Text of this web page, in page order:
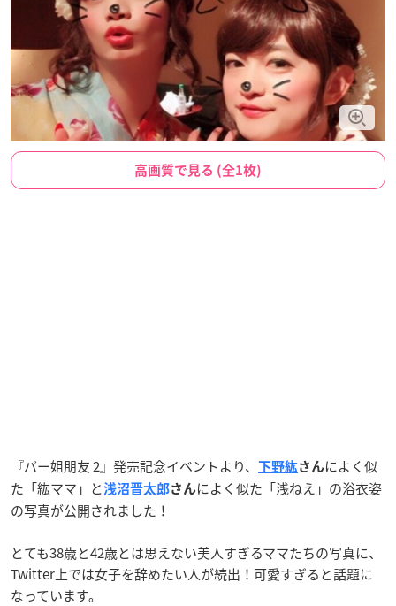
高画質で見る (全1枚)
『バー姐朋友 2』発売記念イベントより、 下野紘さんによく似
た「紘ママ」と浅沼晋太郎さんによく似た「浅ねえ」の浴衣姿
の写真が公開されました！
とても38歳と42歳とは思えない美人すぎるママたちの写真に、
Twitter上では女子を辞めたい人が続出！可愛すぎると話題に
なっています。